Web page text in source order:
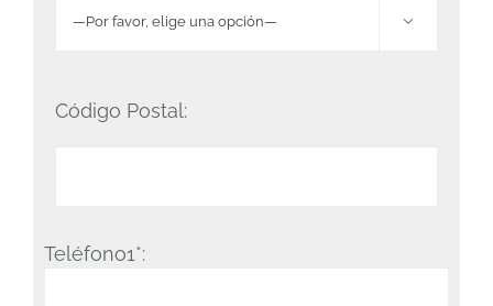

Código Postal:
Teléfono1*: